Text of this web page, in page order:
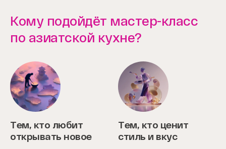
Кому подойдёт мастер-класс
по азиатской кухне?
Тем, кто любит
открывать новое
Тем, кто ценит
стиль и вкус